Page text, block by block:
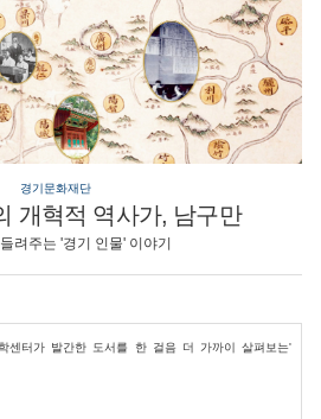
경기문화재단
개혁적 역사가, 남구만
려주는 '경기 인물' 이야기
센터가 발간한 도서를 한 걸음 더 가까이 살펴보는'